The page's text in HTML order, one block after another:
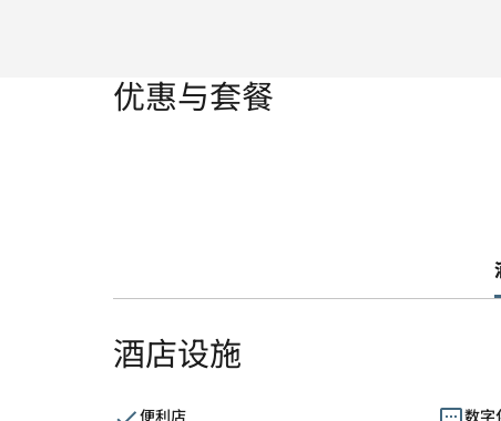
优惠与套餐
酒店设施
便利店 数字